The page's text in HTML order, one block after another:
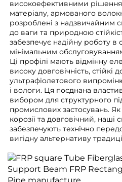
високоефективними
матеріалу, армованого
розроблені з надзвичайним
до ваги та природною
забезпечує надійну роботу в
мінімальним
Ці профілі мають відмінну
високу довговічність, стійкі
ультрафіолетового
і вологи. Ця поєднана
вибором для структурного
промислових застосувань. Як
корозії та довговічний, наші
забезпечують технічно
вигідну альтернативу